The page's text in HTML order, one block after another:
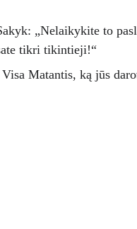
„Nelaikykite to
tikri tikintieji!“
Matantis, ką jūs